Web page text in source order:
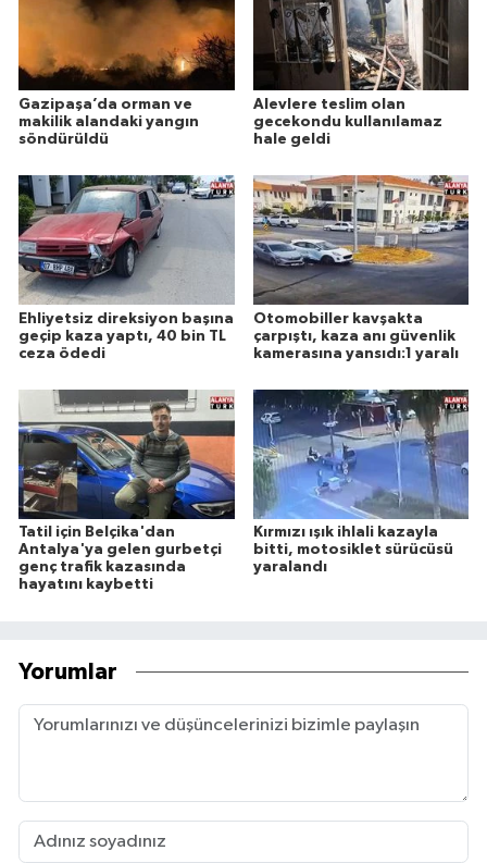
Gazipaşa’da orman ve
makilik alandaki yangın
söndürüldü
Alevlere teslim olan
gecekondu kullanılamaz
hale geldi
Ehliyetsiz direksiyon başına
geçip kaza yaptı, 40 bin TL
ceza ödedi
Otomobiller kavşakta
çarpıştı, kaza anı güvenlik
kamerasına yansıdı:1 yaralı
Tatil için Belçika'dan
Antalya'ya gelen gurbetçi
genç trafik kazasında
hayatını kaybetti
Kırmızı ışık ihlali kazayla
bitti, motosiklet sürücüsü
yaralandı
Yorumlar